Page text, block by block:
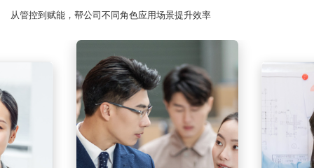
从管控到赋能，帮公司不同角色应用场景提升效率